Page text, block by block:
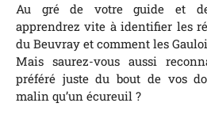
Au gré de votre guide et
apprendrez vite à identifier les
du Beuvray et comment les
Mais saurez-vous aussi
préféré juste du bout de vos
malin qu’un écureuil ?